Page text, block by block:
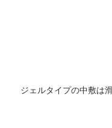
ジェルタイプの中敷は